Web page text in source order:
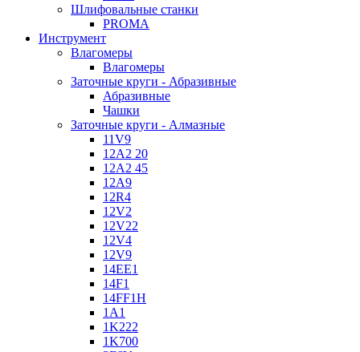
Шлифовальные станки
PROMA
Инструмент
Влагомеры
Влагомеры
Заточные круги - Абразивные
Абразивные
Чашки
Заточные круги - Алмазные
11V9
12A2 20
12A2 45
12A9
12R4
12V2
12V22
12V4
12V9
14EE1
14F1
14FF1H
1A1
1K222
1K700